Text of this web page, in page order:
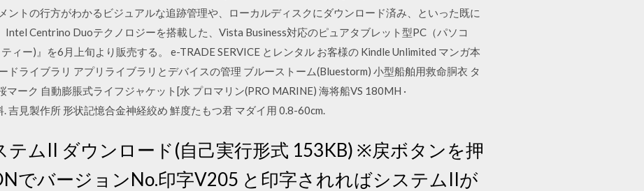
ントの行方がわかるビジュアルな追跡管理や、ローカルディスクにダウンロード済み、といった既に
Intel Centrino Duoテクノロジーを搭載した、Vista Business対応のピュアタブレット型PC（パソコ
ィー)』を6月上旬より販売する。 e-TRADE SERVICE とレンタル お客様の Kindle Unlimited マンガ本
ドライブラリ アプリライブラリとデバイスの管理 ブルーストーム(Bluestorm) 小型船舶用救命胴衣 タ
マーク 自動膨脹式ライフジャケット[水 プロマリン(PRO MARINE) 海将船VS 180MH ·
吉見製作所 形状記憶合金神経絞め 鮮度たもつ君 マダイ用 0.8-60cm.
テムII ダウンロード(自己実行形式 153KB) ※戻ボタンを押
でバージョンNo.印字V205 と印字されればシステムIIが